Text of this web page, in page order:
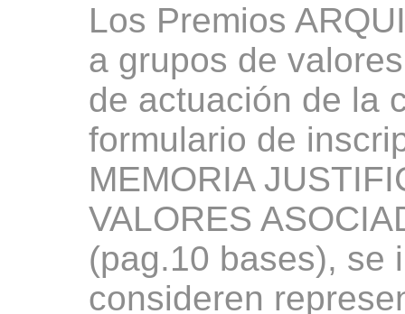
Los Premios
a grupos de
de actuación de la
formulario de
MEMORIA
VALORES
(pag.10 bases), se
consideren